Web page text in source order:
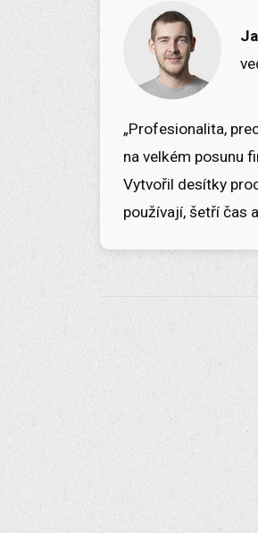
„Profesionalita,
na velkém posunu
Vytvořil desítky
používají, šetří čas